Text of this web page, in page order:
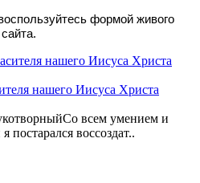
формой живого
нашего Иисуса Христа
всем умением и
постарался воссоздат..